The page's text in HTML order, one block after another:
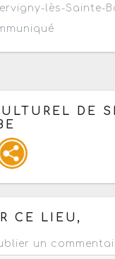
lès-Sainte-
DE
/ forum / réseau
CE LIEU,
un